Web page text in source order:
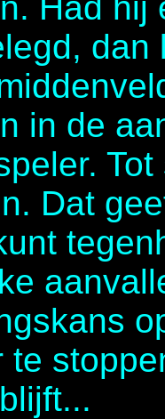
in de
Dat
te